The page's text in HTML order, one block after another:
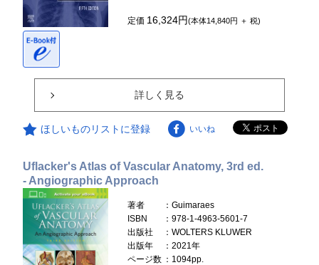
定価 16,324円(本体14,840円 ＋ 税)
詳しく見る
ほしいものリストに登録 いいね
Uflacker's Atlas of Vascular Anatomy, 3rd ed.
- Angiographic Approach
著者
：Guimaraes
ISBN
：978-1-4963-5601-7
出版社
：WOLTERS KLUWER
出版年
：2021年
ページ数 ：1094pp.